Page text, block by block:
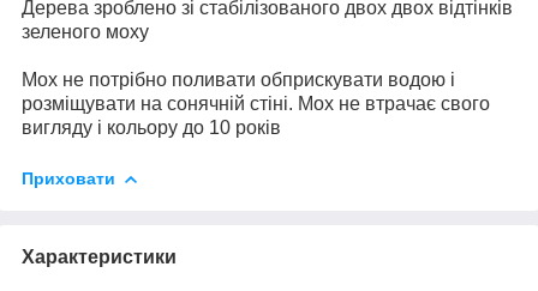
Дерева зроблено зі стабілізованого двох двох відтінків
зеленого моху
Мох не потрібно поливати обприскувати водою і
розміщувати на сонячній стіні. Мох не втрачає свого
вигляду і кольору до 10 років
Приховати
Характеристики